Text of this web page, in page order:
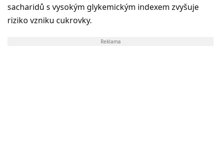
sacharidů s vysokým glykemickým indexem zvyšuje
riziko vzniku cukrovky.
Reklama